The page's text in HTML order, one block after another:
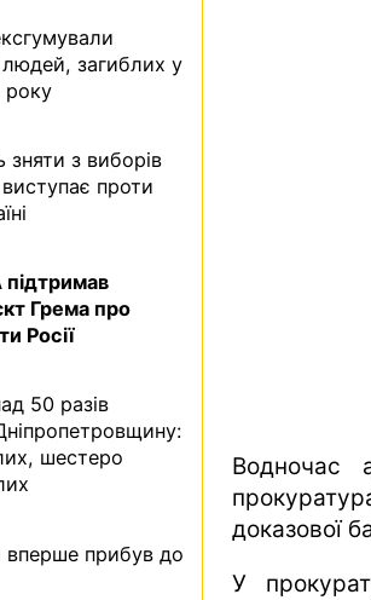
Водночас
доказової
У
загиблих у
року
з виборів
проти
Грема про
Росії
50 разів
шестеро
вперше прибув до